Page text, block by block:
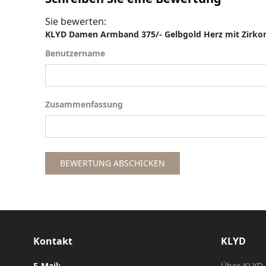
Sie bewerten:
KLYD Damen Armband 375/- Gelbgold Herz mit
Benutzername
Benutzername
Zusammenfassung
Zusammenfassung
BEWERTUNG ABSCHICKEN
Kontakt KLYD